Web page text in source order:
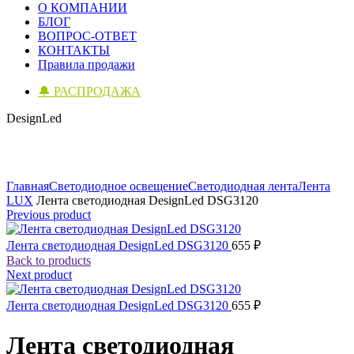
О КОМПАНИИ
БЛОГ
ВОПРОС-ОТВЕТ
КОНТАКТЫ
Правила продажи
🔔 РАСПРОДАЖА
DesignLed
ГлавнаяСветодиодное освещениеСветодиодная лентаЛента
LUX Лента светодиодная DesignLed DSG3120
Previous product
Лента светодиодная DesignLed DSG3120 655 ₽
Back to products
Next product
Лента светодиодная DesignLed DSG3120 655 ₽
Лента светодиодная